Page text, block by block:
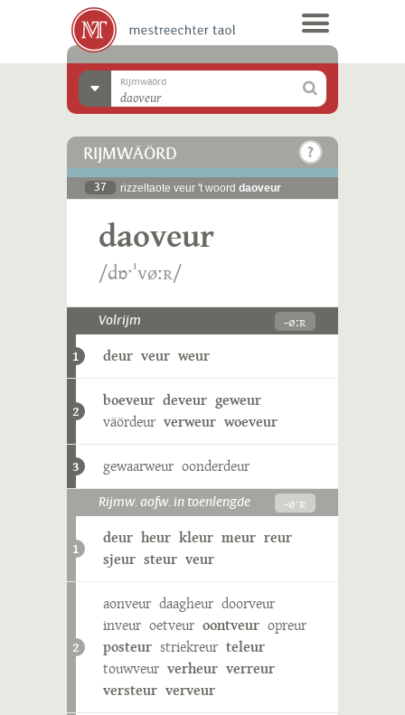
Rijmwäörd
RIJMWÄÖRD
37 rizzeltaote veur 't woord daoveur
daoveur
/dɒˑˈvøːʀ/
Volrijm -øːʀ
1 deur veur weur
2
boeveur deveur geweur
väördeur verweur woeveur
3 gewaarweur oonderdeur
Rijmw. aofw. in toenlengde -øˑʀ
1
deur heur kleur meur reur
sjeur steur veur
2
aonveur daagheur doorveur
inveur oetveur oontveur opreur
posteur striekreur teleur
touwveur verheur verreur
versteur verveur